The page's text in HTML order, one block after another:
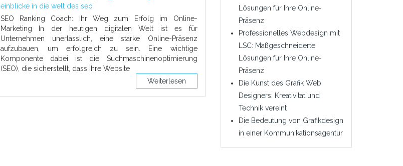
einblicke in die welt des seo
SEO Ranking Coach: Ihr Weg zum Erfolg im Online-
Marketing In der heutigen digitalen Welt ist es für
Unternehmen unerlässlich, eine starke Online-Präsenz
aufzubauen, um erfolgreich zu sein. Eine wichtige
Komponente dabei ist die Suchmaschinenoptimierung
(SEO), die sicherstellt, dass Ihre Website
Weiterlesen
Lösungen für Ihre Online-
Präsenz
Professionelles Webdesign mit
LSC: Maßgeschneiderte
Lösungen für Ihre Online-
Präsenz
Die Kunst des Grafik Web
Designers: Kreativität und
Technik vereint
Die Bedeutung von Grafikdesign
in einer Kommunikationsagentur